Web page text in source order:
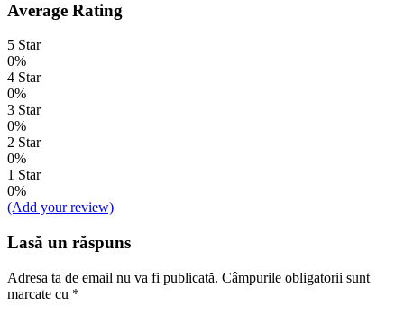
Average Rating
5 Star
0%
4 Star
0%
3 Star
0%
2 Star
0%
1 Star
0%
(Add your review)
Lasă un răspuns
Adresa ta de email nu va fi publicată. Câmpurile obligatorii sunt
marcate cu *